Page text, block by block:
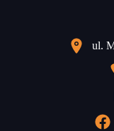
ul.